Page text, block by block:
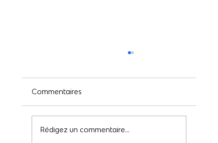
Commentaires
Rédigez un commentaire...